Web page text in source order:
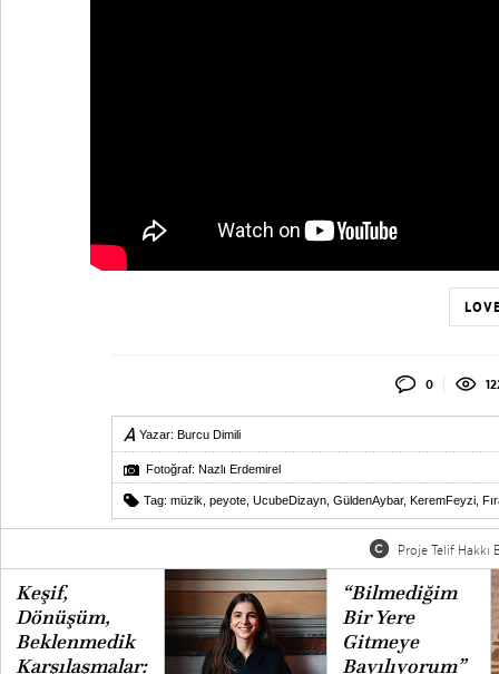
0
Yazar: Burcu Dimili
Fotoğraf: Nazlı Erdemirel
Tag: müzik peyote UcubeDizayn GüldenAybar, KeremFeyzi
Proje Telif Hakkı
Keşif,
Dönüşüm,
Beklenmedik
Karşılaşmalar:
“Bilmediğim
Bir Yere
Gitmeye
Bayılıyorum”